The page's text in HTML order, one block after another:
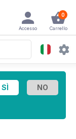
0
Carrello
Accesso